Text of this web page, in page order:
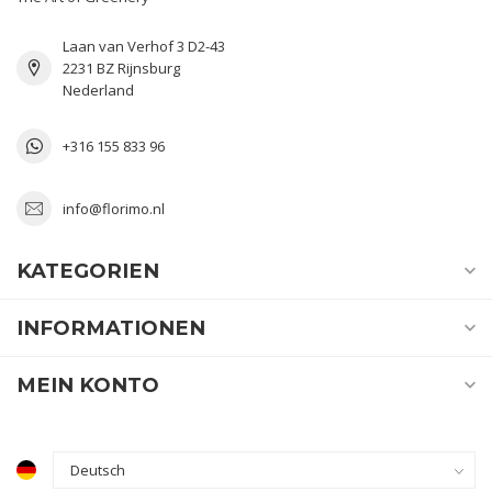
Laan van Verhof 3 D2-43
2231 BZ Rijnsburg
Nederland
+316 155 833 96
info@florimo.nl
KATEGORIEN
INFORMATIONEN
MEIN KONTO